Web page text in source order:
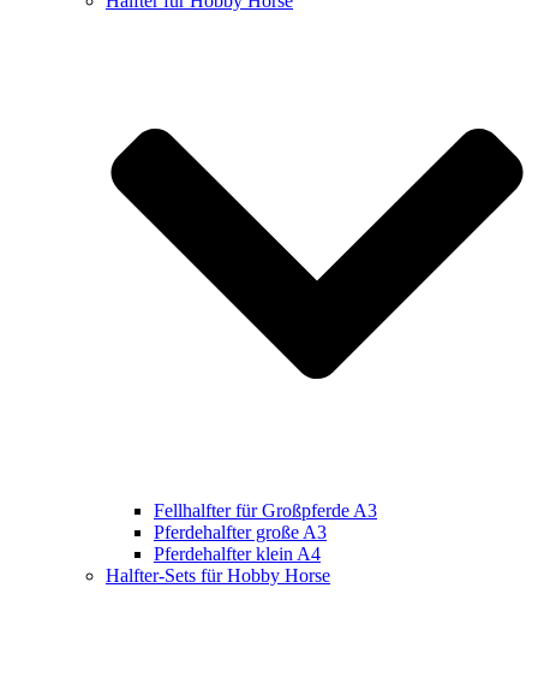
Fellhalfter für Großpferde A3
Pferdehalfter große A3
Pferdehalfter klein A4
Halfter-Sets für Hobby Horse